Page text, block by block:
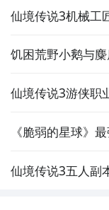
仙境传说3机械工
饥困荒野小鹅与
仙境传说3游侠职
《脆弱的星球》
仙境传说3五人副